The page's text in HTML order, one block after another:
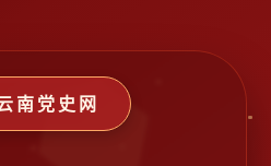
南党史网